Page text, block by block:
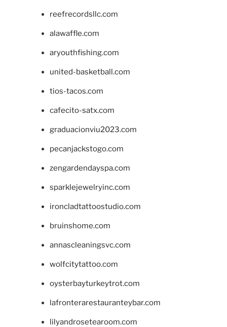
reefrecordsllc.com
alawaffle.com
aryouthfishing.com
united-basketball.com
tios-tacos.com
cafecito-satx.com
graduacionviu2023.com
pecanjackstogo.com
zengardendayspa.com
sparklejewelryinc.com
ironcladtattoostudio.com
bruinshome.com
annascleaningsvc.com
wolfcitytattoo.com
oysterbayturkeytrot.com
lafronterarestauranteybar.com
lilyandrosetearoom.com